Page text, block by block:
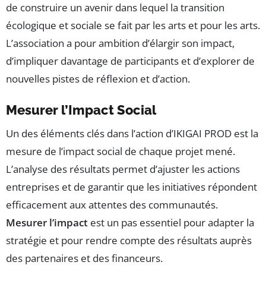
de construire un avenir dans lequel la transition
écologique et sociale se fait par les arts et pour les arts.
L’association a pour ambition d’élargir son impact,
d’impliquer davantage de participants et d’explorer de
nouvelles pistes de réflexion et d’action.
Mesurer l’Impact Social
Un des éléments clés dans l’action d’IKIGAI PROD est la
mesure de l’impact social de chaque projet mené.
L’analyse des résultats permet d’ajuster les actions
entreprises et de garantir que les initiatives répondent
efficacement aux attentes des communautés.
Mesurer l’impact est un pas essentiel pour adapter la
stratégie et pour rendre compte des résultats auprès
des partenaires et des financeurs.